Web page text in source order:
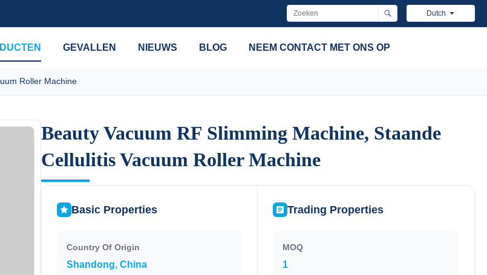
Dutch
GEVALLEN NIEUWS BLOG NEEM CONTACT MET ONS OP
Roller Machine
Beauty Vacuum RF Slimming Machine, Staande
Cellulitis Vacuum Roller Machine
Beauty Vacuum RF Slimming Machine, Staande
Cellulitis Vacuum Roller Machine
Basic Properties
Country Of Origin
Shandong, China
Trading Properties
MOQ
1